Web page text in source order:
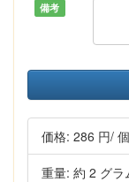
備考
価格: 286 円/ 個
重量: 約 2 グラ